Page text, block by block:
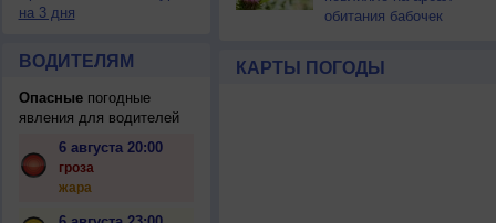
на 3 дня
ВОДИТЕЛЯМ
Опасныепогодные
явления для водителей
6 августа 20:00
гроза
жара
обитания бабочек
КАРТЫ ПОГОДЫ